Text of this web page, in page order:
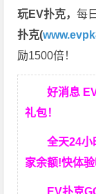
玩EV扑克，每
扑克(
励1500倍！
好消息
礼包！
全天24小
家余额!快体